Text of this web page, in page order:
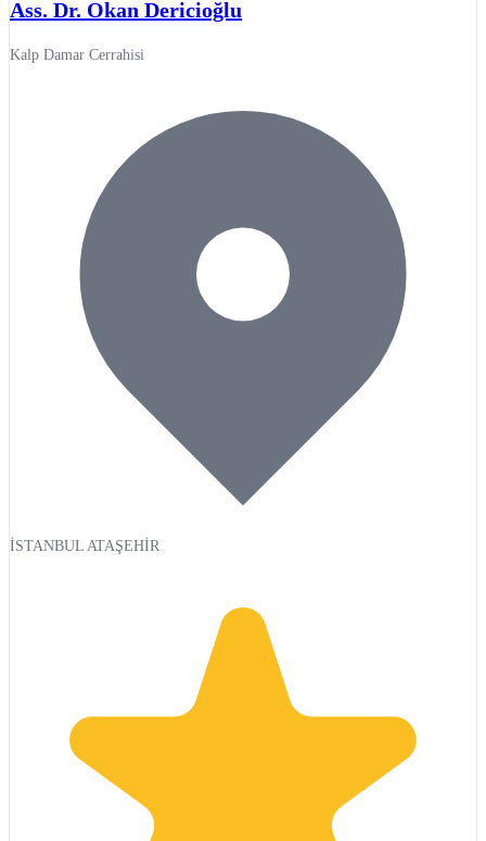
Ass. Dr. Okan Dericioğlu
Kalp Damar Cerrahisi
İSTANBUL ATAŞEHİR